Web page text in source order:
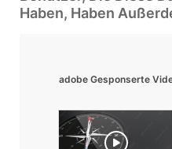
Haben, Haben
adobe Gesponserte